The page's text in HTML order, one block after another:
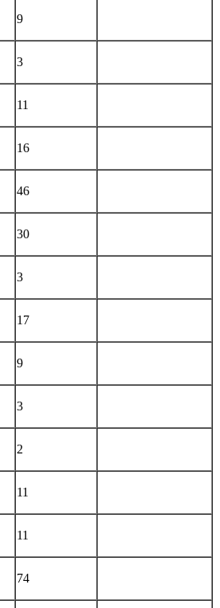
9
3
11
16
46
30
3
17
9
3
2
11
11
74